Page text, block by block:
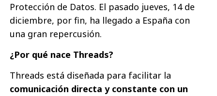
Protección de Datos. El pasado jueves, 14 de
diciembre, por fin, ha llegado a España con
una gran repercusión.
¿Por qué nace Threads?
Threads está diseñada para facilitar la
comunicación directa y constante con un